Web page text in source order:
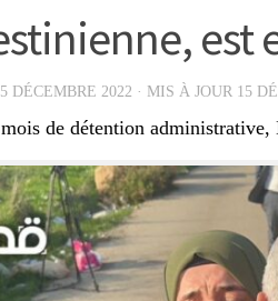
est
DÉCEMBRE 2022 · MIS À JOUR 15
de détention